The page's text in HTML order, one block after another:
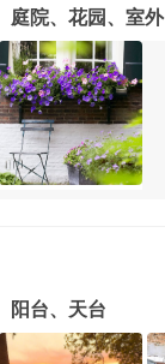
庭院、花园、室外
阳台、天台